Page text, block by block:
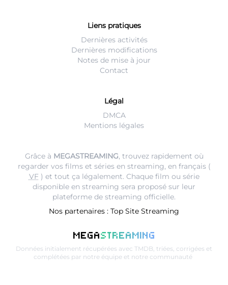
Liens pratiques
Dernières activités
Dernières modifications
Notes de mise à jour
Contact
Légal
DMCA
Mentions légales
Grâce à MEGASTREAMING, trouvez rapidement où
regarder vos films et séries en streaming, en français (
VF) et tout ça légalement. Chaque film ou série
disponible en streaming sera proposé sur leur
plateforme de streaming officielle.
Nos partenaires : Top Site Streaming
MEGASTREAMING
Données initialement récupérées avec TMDB , triées, corrigées et
complétées par notre équipe et notre communauté